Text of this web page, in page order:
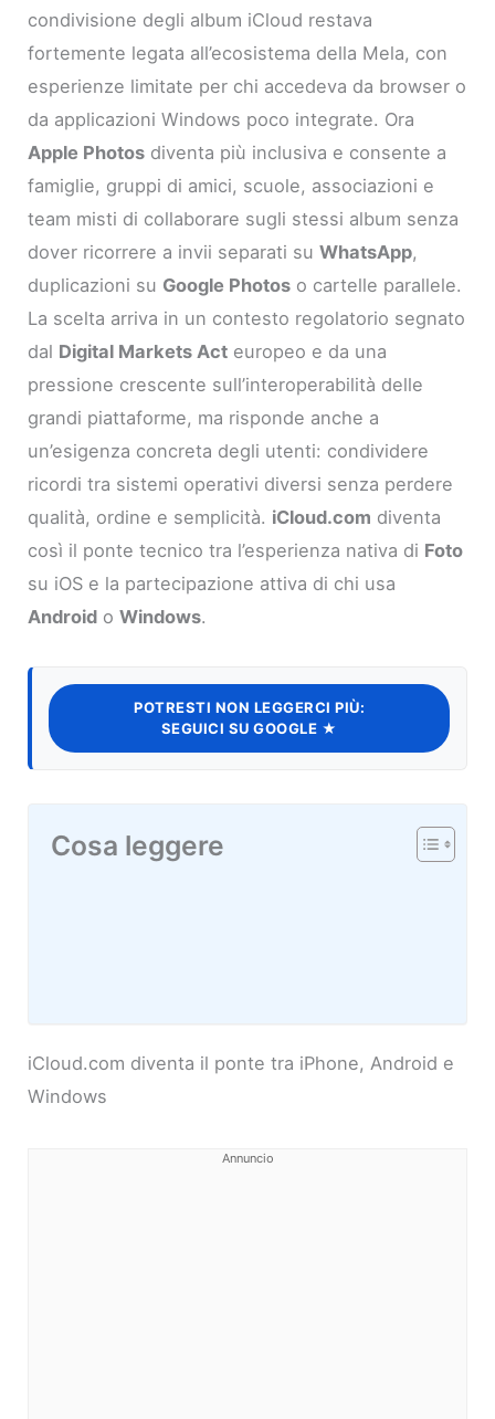
condivisione degli album iCloud restava
fortemente legata all’ecosistema della Mela, con
esperienze limitate per chi accedeva da browser o
da applicazioni Windows poco integrate. Ora
Apple Photos diventa più inclusiva e consente a
famiglie, gruppi di amici, scuole, associazioni e
team misti di collaborare sugli stessi album senza
dover ricorrere a invii separati suWhatsApp,
duplicazioni su Google Photos o cartelle parallele.
La scelta arriva in un contesto regolatorio segnato
dal Digital Markets Act europeo e da una
pressione crescente sull’interoperabilità delle
grandi piattaforme, ma risponde anche a
un’esigenza concreta degli utenti: condividere
ricordi tra sistemi operativi diversi senza perdere
qualità, ordine e semplicità. iCloud.com diventa
così il ponte tecnico tra l’esperienza nativa di Foto
su iOS e la partecipazione attiva di chi usa
Android oWindows.
POTRESTI NON LEGGERCI PIÙ:
SEGUICI SU GOOGLE ★
Cosa leggere
iCloud.com diventa il ponte tra iPhone, Android e
Windows
Annuncio